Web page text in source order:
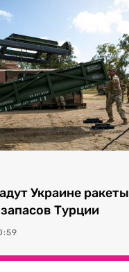
Украине ракеты
запасов Турции